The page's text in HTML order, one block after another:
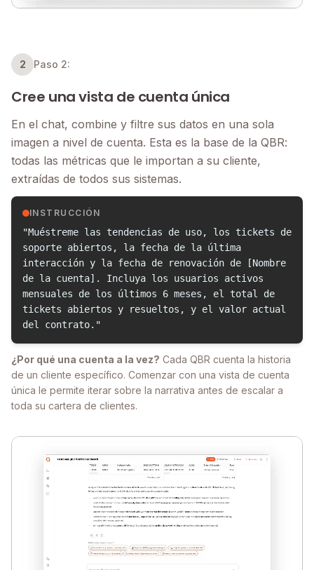
2 Paso 2:
Cree una vista de cuenta única
En el chat, combine y filtre sus datos en una sola
imagen a nivel de cuenta. Esta es la base de la QBR:
todas las métricas que le importan a su cliente,
extraídas de todos sus sistemas.
INSTRUCCIÓN
"Muéstreme las tendencias de uso, los tickets de
soporte abiertos, la fecha de la última
interacción y la fecha de renovación de [Nombre
de la cuenta]. Incluya los usuarios activos
mensuales de los últimos 6 meses, el total de
tickets abiertos y resueltos, y el valor actual
del contrato."
¿Por qué una cuenta a la vez? Cada QBR cuenta la historia
de un cliente específico. Comenzar con una vista de cuenta
única le permite iterar sobre la narrativa antes de escalar a
toda su cartera de clientes.